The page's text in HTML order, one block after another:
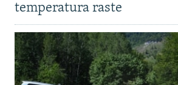
temperatura raste